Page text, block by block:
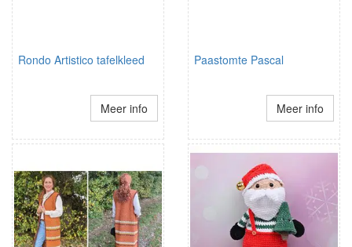
Rondo Artistico tafelkleed
Meer info
Paastomte Pascal
Meer info